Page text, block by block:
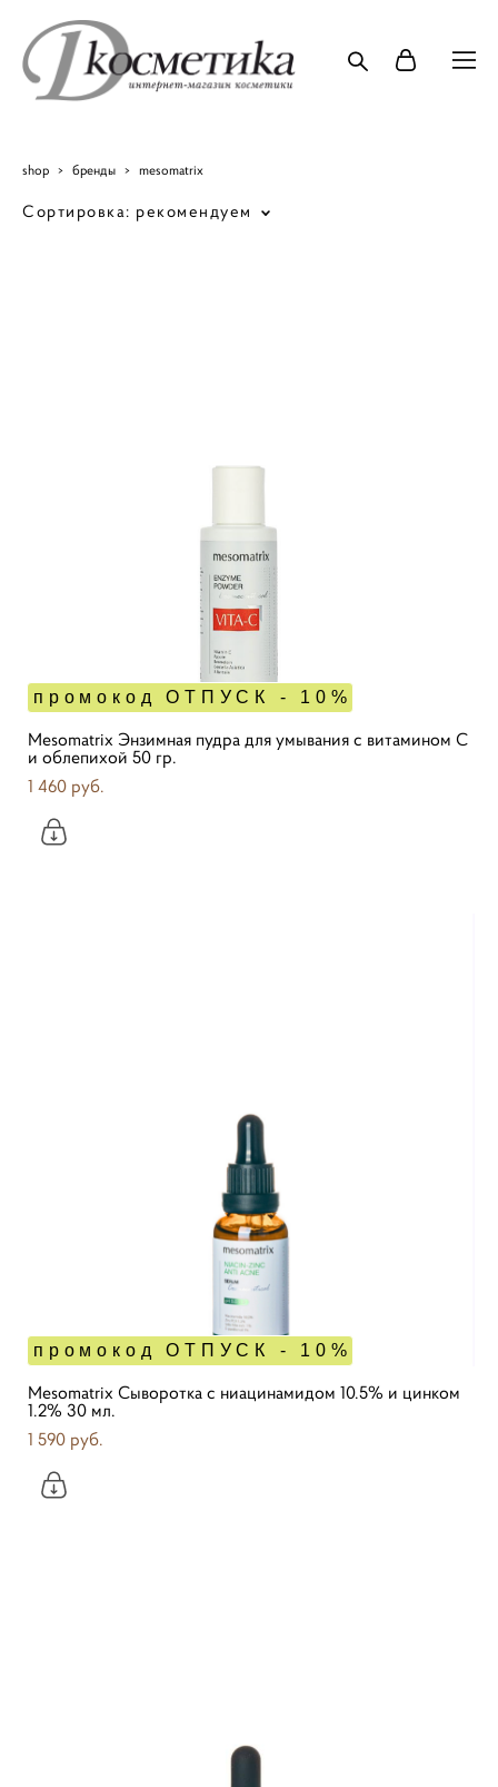
shop > бренды > mesomatrix
Сортировка: рекомендуем
промокод ОТПУСК - 10%
Mesomatrix Энзимная пудра для умывания с витамином С
и облепихой 50 гр.
1 460 pуб.
промокод ОТПУСК - 10%
Mesomatrix Сыворотка с ниацинамидом 10.5% и цинком
1.2% 30 мл.
1 590 pуб.